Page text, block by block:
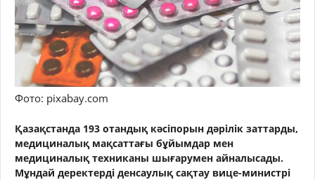
Фото: pixabay.com
Қазақстанда 193 отандық кәсіпорын дәрілік заттарды,
медициналық мақсаттағы бұйымдар мен
медициналық техниканы шығарумен айналысады.
Мұндай деректерді денсаулық сақтау вице-министрі